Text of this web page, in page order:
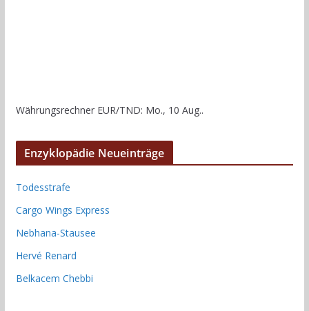
Währungsrechner EUR/TND: Mo., 10 Aug..
Enzyklopädie Neueinträge
Todesstrafe
Cargo Wings Express
Nebhana-Stausee
Hervé Renard
Belkacem Chebbi